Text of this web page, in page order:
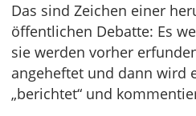
Das sind Zeichen einer
öffentlichen Debatte: Es
sie werden vorher
angeheftet und dann wird
„berichtet“ und